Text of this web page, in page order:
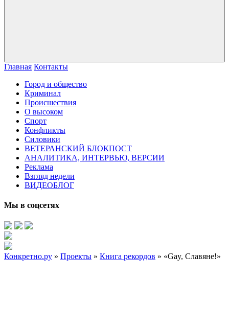
Главная Контакты
Город и общество
Криминал
Происшествия
О высоком
Спорт
Конфликты
Силовики
ВЕТЕРАНСКИЙ БЛОКПОСТ
АНАЛИТИКА, ИНТЕРВЬЮ, ВЕРСИИ
Реклама
Взгляд недели
ВИДЕОБЛОГ
Мы в соцсетях
Конкретно.ру » Проекты » Книга рекордов » «Gay, Славяне!»